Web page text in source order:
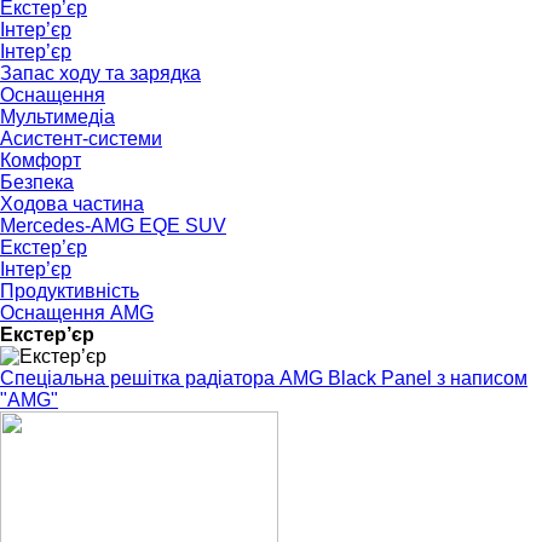
Екстер’єр
Інтер’єр
Інтер’єр
Запас ходу та зарядка
Оснащення
Мультимедіа
Асистент-системи
Комфорт
Безпека
Ходова частина
Mercedes-AMG EQE SUV
Екстер’єр
Інтер’єр
Продуктивність
Оснащення AMG
Екстер’єр
Спеціальна решітка радіатора AMG Black Panel з написом
"AMG"